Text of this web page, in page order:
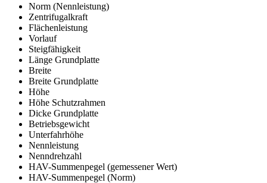
Norm (Nennleistung)
Zentrifugalkraft
Flächenleistung
Vorlauf
Steigfähigkeit
Länge Grundplatte
Breite
Breite Grundplatte
Höhe
Höhe Schutzrahmen
Dicke Grundplatte
Betriebsgewicht
Unterfahrhöhe
Nennleistung
Nenndrehzahl
HAV-Summenpegel (gemessener Wert)
HAV-Summenpegel (Norm)